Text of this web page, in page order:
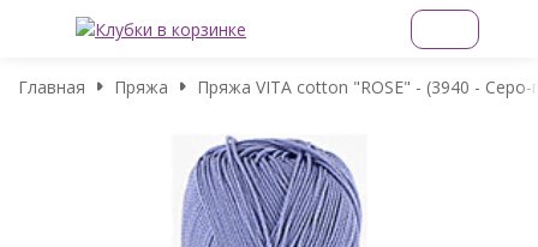
Главная Пряжа Пряжа VITA cotton "ROSE" - (3940 - Серо-